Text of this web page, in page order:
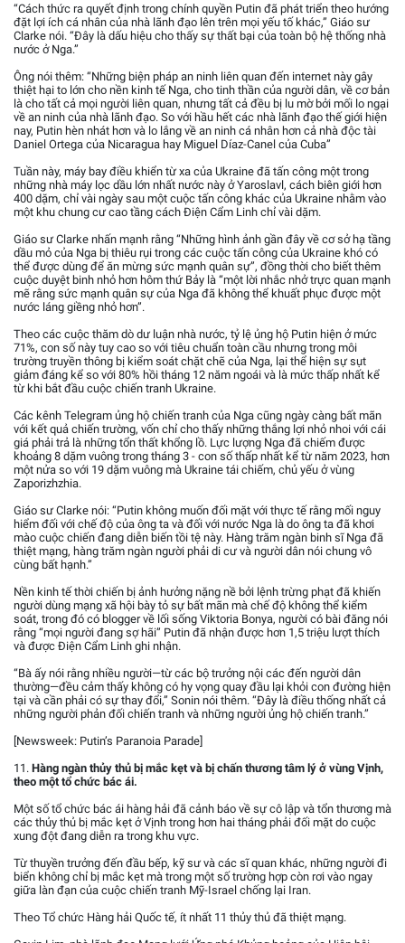
“Cách thức ra quyết định trong chính quyền Putin đã phát triển theo hướng
đặt lợi ích cá nhân của nhà lãnh đạo lên trên mọi yếu tố khác,” Giáo sư
Clarke nói. “Đây là dấu hiệu cho thấy sự thất bại của toàn bộ hệ thống nhà
nước ở Nga.”
Ông nói thêm: “Những biện pháp an ninh liên quan đến internet này gây
thiệt hại to lớn cho nền kinh tế Nga, cho tinh thần của người dân, về cơ bản
là cho tất cả mọi người liên quan, nhưng tất cả đều bị lu mờ bởi mối lo ngại
về an ninh của nhà lãnh đạo. So với hầu hết các nhà lãnh đạo thế giới hiện
nay, Putin hèn nhát hơn và lo lắng về an ninh cá nhân hơn cả nhà độc tài
Daniel Ortega của Nicaragua hay Miguel Díaz-Canel của Cuba”
Tuần này, máy bay điều khiển từ xa của Ukraine đã tấn công một trong
những nhà máy lọc dầu lớn nhất nước này ở Yaroslavl, cách biên giới hơn
400 dặm, chỉ vài ngày sau một cuộc tấn công khác của Ukraine nhằm vào
một khu chung cư cao tầng cách Điện Cẩm Linh chỉ vài dặm.
Giáo sư Clarke nhấn mạnh rằng “Những hình ảnh gần đây về cơ sở hạ tầng
dầu mỏ của Nga bị thiêu rụi trong các cuộc tấn công của Ukraine khó có
thể được dùng để ăn mừng sức mạnh quân sự”, đồng thời cho biết thêm
cuộc duyệt binh nhỏ hơn hôm thứ Bảy là “một lời nhắc nhở trực quan mạnh
mẽ rằng sức mạnh quân sự của Nga đã không thể khuất phục được một
nước láng giềng nhỏ hơn”.
Theo các cuộc thăm dò dư luận nhà nước, tỷ lệ ủng hộ Putin hiện ở mức
71%, con số này tuy cao so với tiêu chuẩn toàn cầu nhưng trong môi
trường truyền thông bị kiểm soát chặt chẽ của Nga, lại thể hiện sự sụt
giảm đáng kể so với 80% hồi tháng 12 năm ngoái và là mức thấp nhất kể
từ khi bắt đầu cuộc chiến tranh Ukraine.
Các kênh Telegram ủng hộ chiến tranh của Nga cũng ngày càng bất mãn
với kết quả chiến trường, vốn chỉ cho thấy những thắng lợi nhỏ nhoi với cái
giá phải trả là những tổn thất khổng lồ. Lực lượng Nga đã chiếm được
khoảng 8 dặm vuông trong tháng 3 - con số thấp nhất kể từ năm 2023, hơn
một nửa so với 19 dặm vuông mà Ukraine tái chiếm, chủ yếu ở vùng
Zaporizhzhia.
Giáo sư Clarke nói: “Putin không muốn đối mặt với thực tế rằng mối nguy
hiểm đối với chế độ của ông ta và đối với nước Nga là do ông ta đã khơi
mào cuộc chiến đang diễn biến tồi tệ này. Hàng trăm ngàn binh sĩ Nga đã
thiệt mạng, hàng trăm ngàn người phải di cư và người dân nói chung vô
cùng bất hạnh.”
Nền kinh tế thời chiến bị ảnh hưởng nặng nề bởi lệnh trừng phạt đã khiến
người dùng mạng xã hội bày tỏ sự bất mãn mà chế độ không thể kiểm
soát, trong đó có blogger về lối sống Viktoria Bonya, người có bài đăng nói
rằng “mọi người đang sợ hãi” Putin đã nhận được hơn 1,5 triệu lượt thích
và được Điện Cẩm Linh ghi nhận.
“Bà ấy nói rằng nhiều người—từ các bộ trưởng nội các đến người dân
thường—đều cảm thấy không có hy vọng quay đầu lại khỏi con đường hiện
tại và cần phải có sự thay đổi,” Sonin nói thêm. “Đây là điều thống nhất cả
những người phản đối chiến tranh và những người ủng hộ chiến tranh.”
[Newsweek: Putin’s Paranoia Parade]
11. Hàng ngàn thủy thủ bị mắc kẹt và bị chấn thương tâm lý ở vùng Vịnh,
theo một tổ chức bác ái.
Một số tổ chức bác ái hàng hải đã cảnh báo về sự cô lập và tổn thương mà
các thủy thủ bị mắc kẹt ở Vịnh trong hơn hai tháng phải đối mặt do cuộc
xung đột đang diễn ra trong khu vực.
Từ thuyền trưởng đến đầu bếp, kỹ sư và các sĩ quan khác, những người đi
biển không chỉ bị mắc kẹt mà trong một số trường hợp còn rơi vào ngay
giữa làn đạn của cuộc chiến tranh Mỹ-Israel chống lại Iran.
Theo Tổ chức Hàng hải Quốc tế, ít nhất 11 thủy thủ đã thiệt mạng.